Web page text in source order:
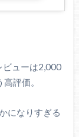
ビューは2,000
評価。
になりすぎる